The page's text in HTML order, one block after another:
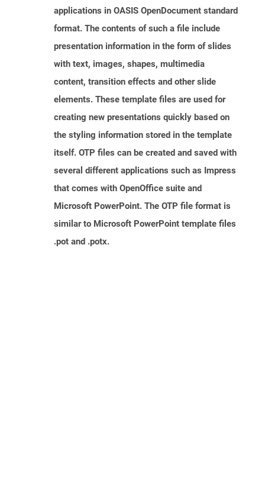
applications in OASIS OpenDocument standard
format. The contents of such a file include
presentation information in the form of slides
with text, images, shapes, multimedia
content, transition effects and other slide
elements. These template files are used for
creating new presentations quickly based on
the styling information stored in the template
itself. OTP files can be created and saved with
several different applications such as Impress
that comes with OpenOffice suite and
Microsoft PowerPoint. The OTP file format is
similar to Microsoft PowerPoint template files
.pot and .potx.